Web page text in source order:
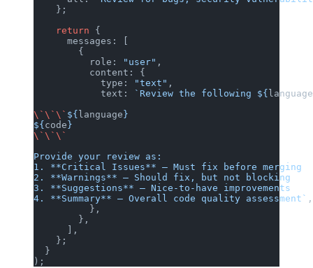
    };
    return
{
      messages: [
        {
          role:
"user"
          content: {
            type:
"text"
            text:
`Review the following ${
\`\`\`${language
${code
\`\`\`
Provide your review as:
1. **Critical Issues** — Must fix before merging
2. **Warnings** — Should fix, but not blocking
3. **Suggestions** — Nice-to-have improvements
4. **Summary** — Overall code quality assessment`
          },
        },
      ],
    };
  }
);